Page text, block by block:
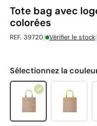
Tote bag avec
colorées
REF. 39720| Vérifier le stock|
Sélectionnez la